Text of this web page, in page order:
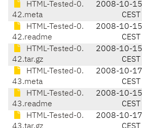
HTML-Tested-0.
42.meta
2008-10-
CEST
HTML-Tested-0.
42.readme
2008-10-
CEST
HTML-Tested-0.
42.tar.gz
2008-10-
CEST
HTML-Tested-0.
43.meta
2008-10-
CEST
HTML-Tested-0.
43.readme
2008-10-
CEST
HTML-Tested-0.
2008-10-